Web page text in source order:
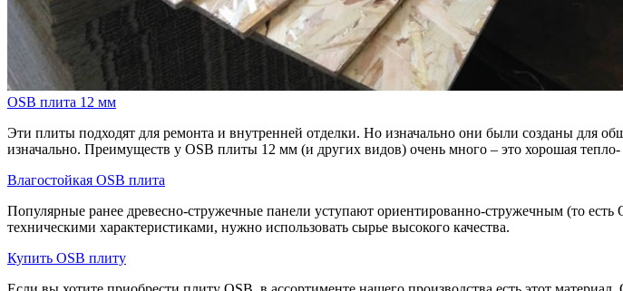
OSB плита 12 мм
Эти плиты подходят для ремонта и внутренней отделки. Но изначально они были созданы для
изначально. Преимуществ у OSB плиты 12 мм (и других видов) очень много – это хорошая тепло-
Влагостойкая OSB плита
Популярные ранее древесно-стружечные панели уступают ориентированно-стружечным (то
техническими характеристиками, нужно использовать сырье высокого качества.
Купить OSB плиту